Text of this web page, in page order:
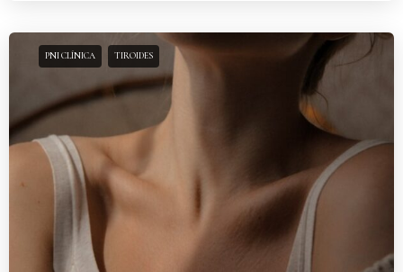
PNI CLÍNICA TIROIDES